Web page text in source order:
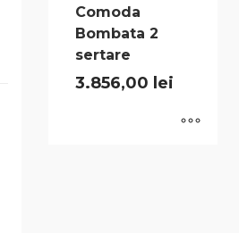
Comoda
Bombata 2
sertare
3.856,00 lei